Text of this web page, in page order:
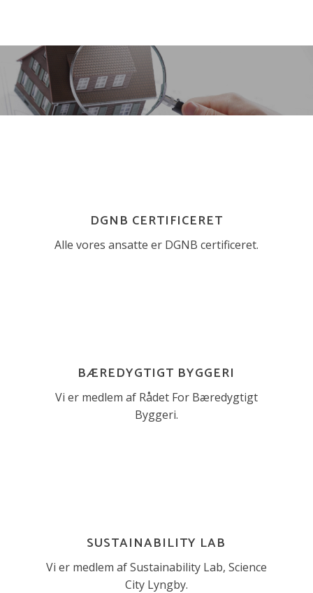
DGNB CERTIFICERET
Alle vores ansatte er DGNB certificeret.
BÆREDYGTIGT BYGGERI
Vi er medlem af Rådet For Bæredygtigt
Byggeri.
SUSTAINABILITY LAB
Vi er medlem af Sustainability Lab, Science
City Lyngby.